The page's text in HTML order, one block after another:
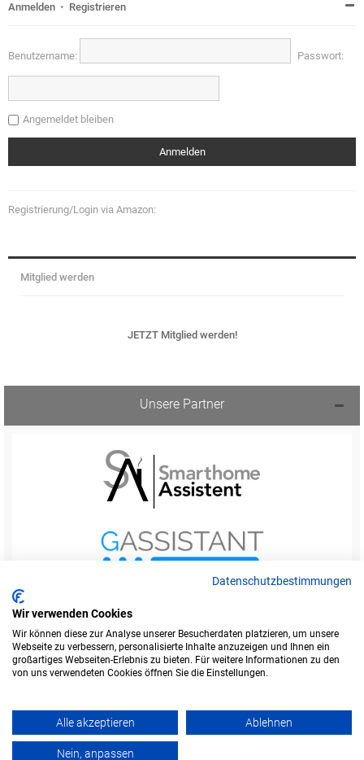
Anmelden • Registrieren
Benutzername: Passwort:
Angemeldet bleiben
Registrierung/Login via Amazon:
Mitglied werden
JETZT Mitglied werden!
Unsere Partner
Startseite Foren-Übersicht
Legende Kontakt
Werbung buchen
Amazon ist eine Marke von Amazon.com, Inc.
Weitere Marken und Markennamen sind Eigentum ihrer jeweiligen Inhaber.
Datenschutzbestimmungen
Wir verwenden Cookies
Wir können diese zur Analyse unserer Besucherdaten platzieren, um unsere
Webseite zu verbessern, personalisierte Inhalte anzuzeigen und Ihnen ein
großartiges Webseiten-Erlebnis zu bieten. Für weitere Informationen zu den
von uns verwendeten Cookies öffnen Sie die Einstellungen.
Alle akzeptieren Ablehnen
Nein, anpassen